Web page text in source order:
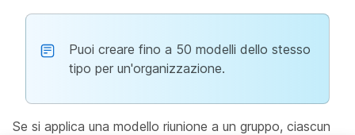
Puoi creare fino a 50 modelli dello stesso
tipo per un'organizzazione.
Se si applica una modello riunione a un gruppo, ciascun